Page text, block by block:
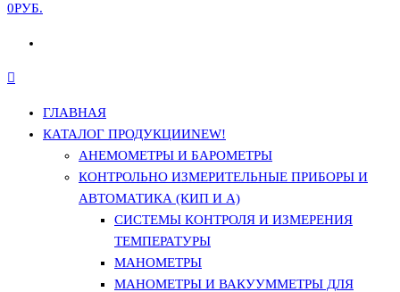
0РУБ.
ГЛАВНАЯ
КАТАЛОГ ПРОДУКЦИИNEW!
АНЕМОМЕТРЫ И БАРОМЕТРЫ
КОНТРОЛЬНО ИЗМЕРИТЕЛЬНЫЕ ПРИБОРЫ И
АВТОМАТИКА (КИП И А)
СИСТЕМЫ КОНТРОЛЯ И ИЗМЕРЕНИЯ
ТЕМПЕРАТУРЫ
МАНОМЕТРЫ
МАНОМЕТРЫ И ВАКУУММЕТРЫ ДЛЯ